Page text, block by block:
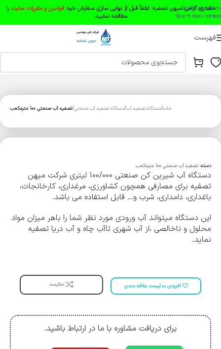
Skip to navigation
Skip to main content
مشتری گرامی میهن تصفیه: لطفاً قبل از نهایی سازی سفارش خودقوانین و مقررات سایت را
مطالعه نمایید.
فهرست
خانه دستگاه تصفیه آب دستگاه تصفیه آب صنعتی تصفیه آب صنعتی 100 مترمکعب
دسته: تصفیه آب صنعتی 100 مترمکعب
دستگاه آب شیرین کن صنعتی 100/000 لیتری شرکت میهن
تصفیه برای مصارفی همچون کشاورزی، مرغداری، کارخانجات،
باغداری، دامداری، شرب و… قابل استفاده می باشد.
این دستگاه میتواند آب ورودی مورد نظر شما را باهر میزان مواد
محلول و ناخالصی ،از آب شهری تاآب چاه و آب دریا تصفیه
نماید.
افزودن به لیست علاقه مندی مقایسه
برای دریافت مشاوره با ما در ارتباط باشید.